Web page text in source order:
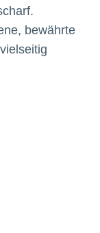
bewährte